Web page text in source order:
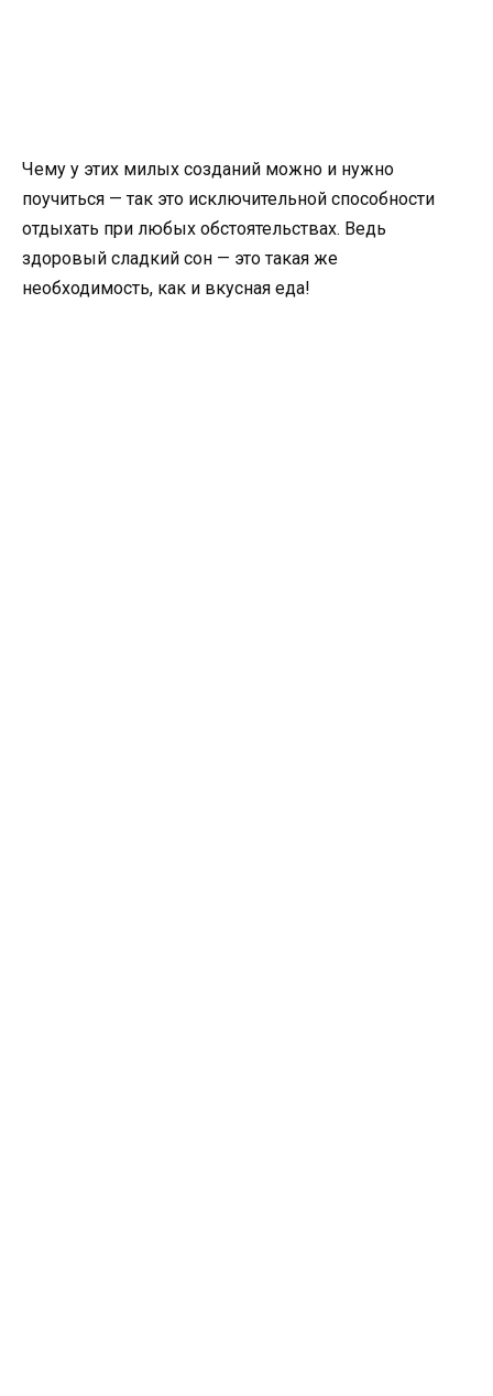
Чему у этих милых созданий можно и нужно
поучиться — так это исключительной способности
отдыхать при любых обстоятельствах. Ведь
здоровый сладкий сон — это такая же
необходимость, как и вкусная еда!